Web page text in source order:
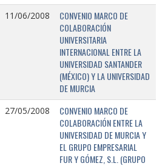
11/06/2008
CONVENIO MARCO DE
COLABORACIÓN
UNIVERSITARIA
INTERNACIONAL ENTRE LA
UNIVERSIDAD SANTANDER
(MÉXICO) Y LA UNIVERSIDAD
DE MURCIA
27/05/2008
CONVENIO MARCO DE
COLABORACIÓN ENTRE LA
UNIVERSIDAD DE MURCIA Y
EL GRUPO EMPRESARIAL
FUR Y GÓMEZ, S.L. (GRUPO